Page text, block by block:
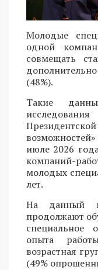
Молодые
одной
совмещать
(48%).
Такие
июле 2026
компаний-
молодых
лет.
На данный
продолжают
специальное
опыта
возрастная
(49%